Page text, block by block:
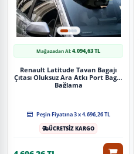
Mağazadan Al:4.094,63 TL
Renault Latitude Tavan Bagajı
Çıtası Oluksuz Ara Atkı Port Bagaj
Bağlama
Peşin Fiyatına 3 x 4.696,26 TL
ÜCRETSİZ KARGO